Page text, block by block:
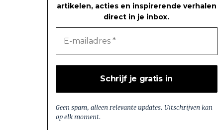
artikelen, acties en inspirerende verhalen
direct in je inbox.
Geen spam, alleen relevante updates. Uitschrijven kan
op elk moment.